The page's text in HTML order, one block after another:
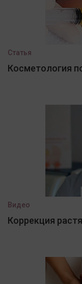
Статья
Косметология
Видео
Коррекция